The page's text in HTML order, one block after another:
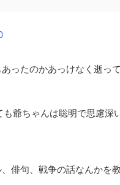
ったのかあっけなく逝っ
爺ちゃんは聡明で思慮深
俳句、戦争の話なんかを